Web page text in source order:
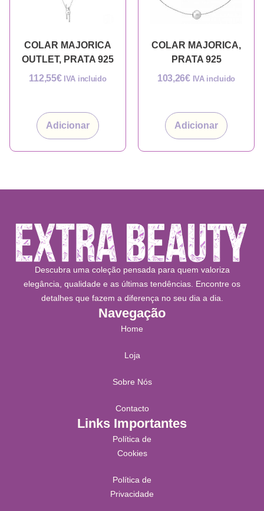
COLAR MAJORICA
OUTLET, PRATA 925
112,55€ IVA incluido
Adicionar
COLAR MAJORICA,
PRATA 925
103,26€ IVA incluido
Adicionar
Descubra uma coleção pensada para quem valoriza
elegância, qualidade e as últimas tendências. Encontre os
detalhes que fazem a diferença no seu dia a dia.
Navegação
Home
Loja
Sobre Nós
Contacto
Links Importantes
Política de
Cookies
Política de
Privacidade